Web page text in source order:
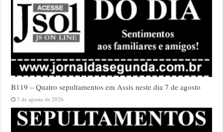
B119 – Quatro sepultamentos em Assis neste dia 7 de agosto
7 de agosto de 2026